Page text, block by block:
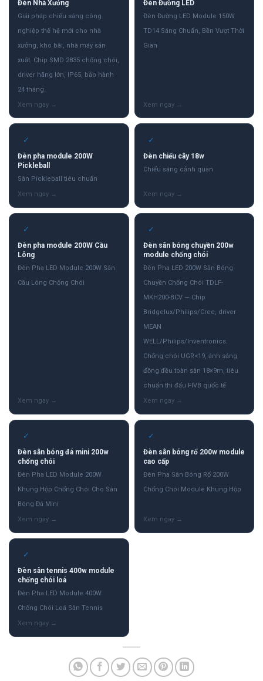
Đèn Nhà Xưởng
Giải pháp chiếu sáng công
nghiệp thế hệ mới cho nhà
xưởng, kho bãi, nhà máy sản
xuất. Chip SMD 2835 chống chói,
driver hãng lớn, IP65, bảo hành
24 tháng.
Đèn Đường LED
Đèn Đường LED Module 150W
TD14 Sáng Chuẩn, Bền Vượt Thời
Gian
✓
Đèn pha module 200W
Pickleball
Sân Pickleball tiêu chuẩn
✓
Đèn chiếu cây 18w
Chiếu sáng cảnh quan
✓
Đèn pha module 200W Cầu
Lông
Đèn Pha LED Module 200W Sân
Cầu Lông Chống Chói
✓
Đèn sân bóng chuyền 200w
module chống chói
Đèn Pha LED 200W Sân Bóng
Chuyền Chống Chói TDLF-
MKH200-BCV — Chip
Bridgelux/Philips/Cree, driver
MEAN
WELL/Philips/Inventronics.
Chống chói UGR<19, ánh sáng
đồng đều toàn sân 18×9m, tiêu
chuẩn thi đấu FIVB quốc tế
✓
Đèn sân bóng đá mini 200w
chống chói
Đèn Pha LED Module 200W
Khung Hộp Chống Chói Cho Sân
Bóng Đá Mini
✓
Đèn sân bóng rổ 200w module
cao cấp
Đèn Pha Sân Bóng Rổ 200W
Chống Chói Module Khung Hộp
✓
Đèn sân tennis 400w module
chống chói loá
Đèn Pha LED Module 400W
Chống Chói Loá Sân Tennis